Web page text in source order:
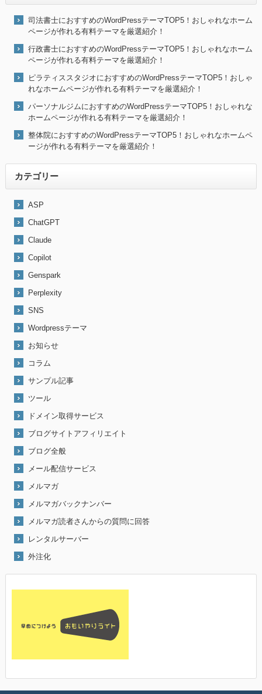
司法書士におすすめのWordPressテーマTOP5！おしゃれなホーム
ページが作れる有料テーマを厳選紹介！
行政書士におすすめのWordPressテーマTOP5！おしゃれなホーム
ページが作れる有料テーマを厳選紹介！
ピラティススタジオにおすすめのWordPressテーマTOP5！おしゃ
れなホームページが作れる有料テーマを厳選紹介！
パーソナルジムにおすすめのWordPressテーマTOP5！おしゃれな
ホームページが作れる有料テーマを厳選紹介！
整体院におすすめのWordPressテーマTOP5！おしゃれなホームペ
ージが作れる有料テーマを厳選紹介！
カテゴリー
ASP
ChatGPT
Claude
Copilot
Genspark
Perplexity
SNS
Wordpressテーマ
お知らせ
コラム
サンプル記事
ツール
ドメイン取得サービス
ブログサイトアフィリエイト
ブログ全般
メール配信サービス
メルマガ
メルマガバックナンバー
メルマガ読者さんからの質問に回答
レンタルサーバー
外注化